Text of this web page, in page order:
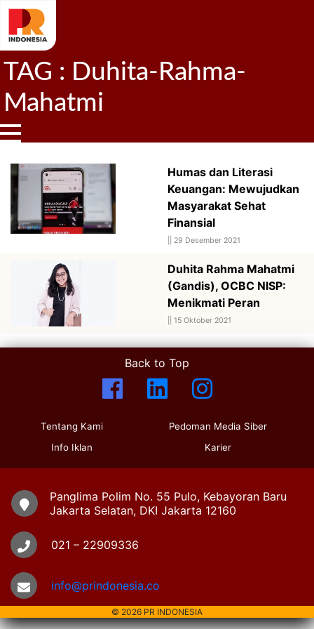
TAG : Duhita-Rahma-
Mahatmi
Humas dan Literasi
Keuangan: Mewujudkan
Masyarakat Sehat
Finansial
29 Desember 2021
Duhita Rahma Mahatmi
(Gandis), OCBC NISP:
Menikmati Peran
15 Oktober 2021
Back to Top
Tentang Kami
Info Iklan
Pedoman Media Siber
Karier
Panglima Polim No. 55 Pulo, Kebayoran Baru
Jakarta Selatan, DKI Jakarta 12160
021 – 22909336
info@prindonesia.co
© 2026 PR INDONESIA